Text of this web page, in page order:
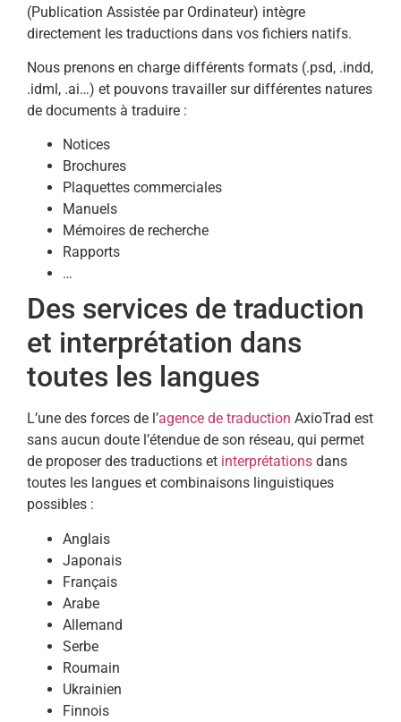
(Publication Assistée par Ordinateur) intègre
directement les traductions dans vos fichiers natifs.
Nous prenons en charge différents formats (.psd, .indd,
.idml, .ai…) et pouvons travailler sur différentes natures
de documents à traduire :
Notices
Brochures
Plaquettes commerciales
Manuels
Mémoires de recherche
Rapports
…
Des services de traduction
et interprétation dans
toutes les langues
L’une des forces de l’agence de traduction AxioTrad est
sans aucun doute l’étendue de son réseau, qui permet
de proposer des traductions et interprétations dans
toutes les langues et combinaisons linguistiques
possibles :
Anglais
Japonais
Français
Arabe
Allemand
Serbe
Roumain
Ukrainien
Finnois